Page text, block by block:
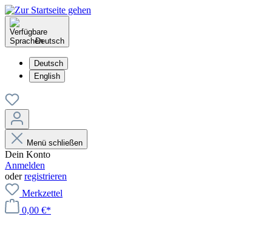
Deutsch
Deutsch
English
Menü schließen
Dein Konto
Anmelden
oderregistrieren
Merkzettel
0,00 €*